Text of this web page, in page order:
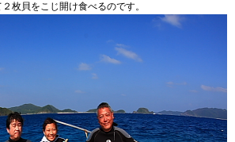
枚貝をこじ開け食べるのです。